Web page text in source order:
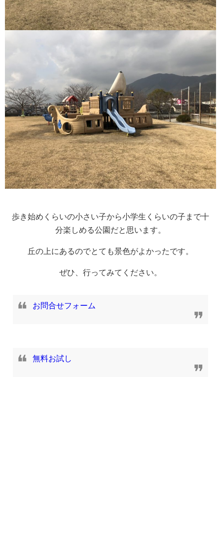
歩き始めくらいの小さい子から小学生くらいの子まで十
分楽しめる公園だと思います。
丘の上にあるのでとても景色がよかったです。
ぜひ、行ってみてください。
お問合せフォーム
無料お試し